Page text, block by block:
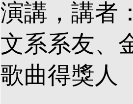
演講，講者
文系系友、
歌曲得獎人